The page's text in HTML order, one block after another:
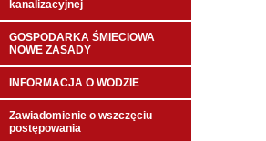
kanalizacyjnej
GOSPODARKA ŚMIECIOWA
NOWE ZASADY
INFORMACJA O WODZIE
Zawiadomienie o wszczęciu
postępowania